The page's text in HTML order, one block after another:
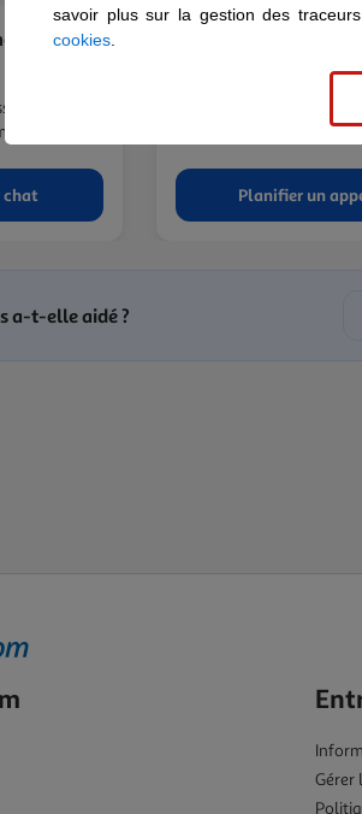
pour
chat
Planifiez un rendez-vous
téléphonique avec un de
conseillers spécialisés.
Planifier un
a-t-elle aidé ?
Gérer
savoir plus sur la gestion des
cookies